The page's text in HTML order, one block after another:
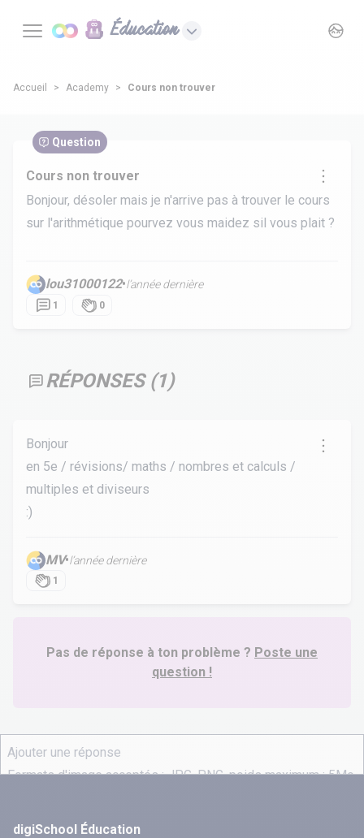
Éducation
Accueil Academy Cours non trouver
Question
Cours non trouver
Bonjour, désoler mais je n'arrive pas à trouver le cours
sur l'arithmétique pourvez vous maidez sil vous plait ?
lou31000122•l’année dernière
1 0
RÉPONSES (1)
Bonjour
en 5e / révisions/ maths / nombres et calculs /
multiples et diviseurs
:)
MV•l’année dernière
1
Pas de réponse à ton problème ? Poste une
question !
digiSchool Éducation